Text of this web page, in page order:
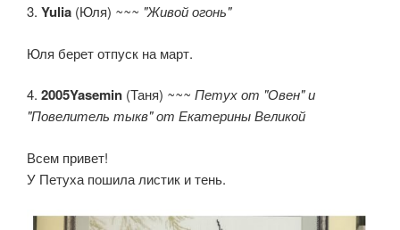
3. Yulia (Юля) ~~~ "Живой огонь"
Юля берет отпуск на март.
4. 2005Yasemin (Таня) ~~~ Петух от "Овен" и
"Повелитель тыкв" от Екатерины Великой
Всем привет!
У Петуха пошила листик и тень.